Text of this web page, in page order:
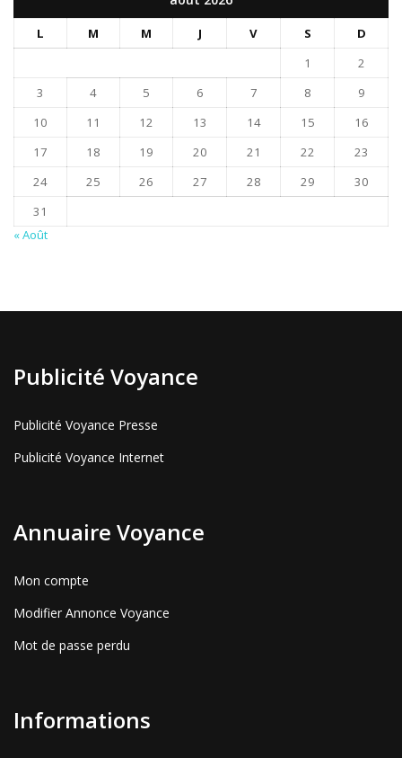
L M M J V S
D
1
2
3
4 5 6 7 8
9
10
11 12 13 14 15
16
17
18 19 20 21 22
23
24
25 26 27 28 29
30
31
« Août
Publicité Voyance
Publicité Voyance Presse
Publicité Voyance Internet
Annuaire Voyance
Mon compte
Modifier Annonce Voyance
Mot de passe perdu
Informations